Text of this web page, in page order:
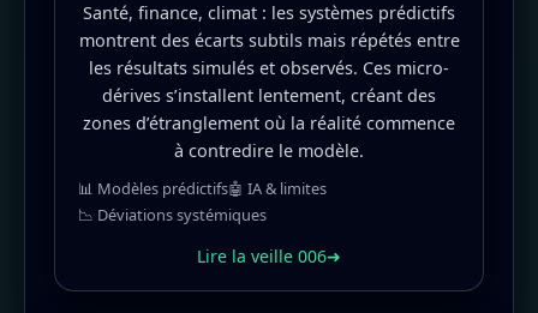
Santé, finance, climat : les systèmes prédictifs
montrent des écarts subtils mais répétés entre
les résultats simulés et observés. Ces micro-
dérives s’installent lentement, créant des
zones d’étranglement où la réalité commence
à contredire le modèle.
📊 Modèles prédictifs🤖 IA & limites
📉 Déviations systémiques
Lire la veille 006➜